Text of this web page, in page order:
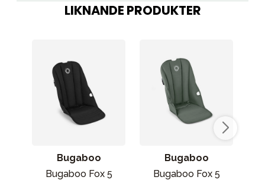
LIKNANDE PRODUKTER
Bugaboo
Bugaboo Fox 5
Bugaboo
Bugaboo Fox 5